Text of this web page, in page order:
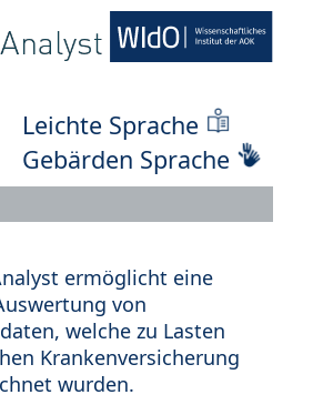
Leichte Sprache
Gebärden Sprache
ermöglicht eine
von
welche zu Lasten
Krankenversicherung
wurden.